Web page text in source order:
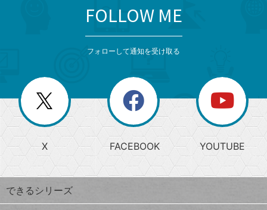
じ
る
search
検
索
上
昇
ワ
ー
ド
閉
じ
る
ー
か
ら
探
す
FOLLOW ME
フォローして通知を受け取る
X FACEBOOK YOUTUBE
できるシリーズ